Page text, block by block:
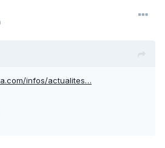
infos/actualites…